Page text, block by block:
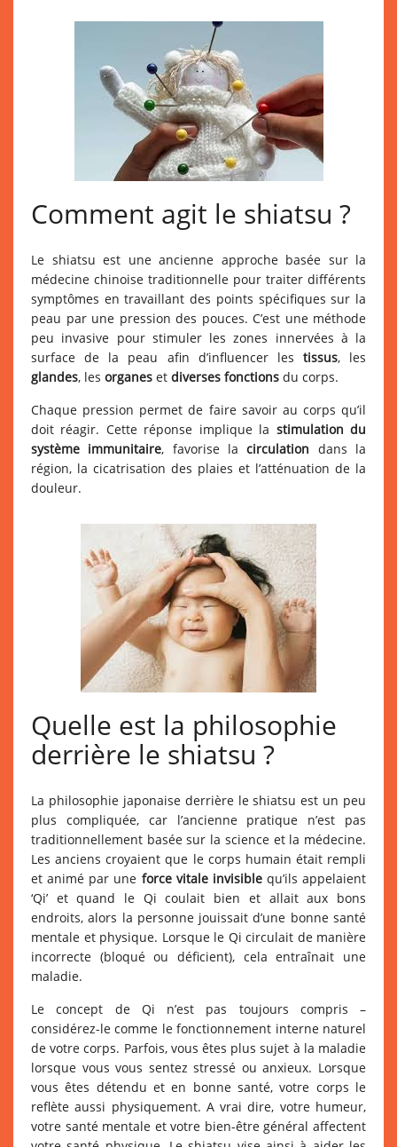
Comment agit le shiatsu ?
Le shiatsu est une ancienne approche basée sur la
médecine chinoise traditionnelle pour traiter différents
symptômes en travaillant des points spécifiques sur la
peau par une pression des pouces. C’est une méthode
peu invasive pour stimuler les zones innervées à la
surface de la peau afin d’influencer les tissus, les
glandes, les organes et diverses fonctions du corps.
Chaque pression permet de faire savoir au corps qu’il
doit réagir. Cette réponse implique la stimulation du
système immunitaire, favorise lacirculation dans la
région, la cicatrisation des plaies et l’atténuation de la
douleur.
Quelle est la philosophie
derrière le shiatsu ?
La philosophie japonaise derrière le shiatsu est un peu
plus compliquée, car l’ancienne pratique n’est pas
traditionnellement basée sur la science et la médecine.
Les anciens croyaient que le corps humain était rempli
et animé par une force vitale invisiblequ’ils appelaient
‘Qi’ et quand le Qi coulait bien et allait aux bons
endroits, alors la personne jouissait d’une bonne santé
mentale et physique. Lorsque le Qi circulait de manière
incorrecte (bloqué ou déficient), cela entraînait une
maladie.
Le concept de Qi n’est pas toujours compris –
considérez-le comme le fonctionnement interne naturel
de votre corps. Parfois, vous êtes plus sujet à la maladie
lorsque vous vous sentez stressé ou anxieux. Lorsque
vous êtes détendu et en bonne santé, votre corps le
reflète aussi physiquement. A vrai dire, votre humeur,
votre santé mentale et votre bien-être général affectent